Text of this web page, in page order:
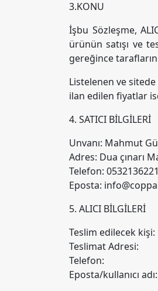
3.KONU
İşbu Sözleşme,
ürünün satışı ve
gereğince
Listelenen ve
ilan edilen fiyatlar
4. SATICI BİLGİLERİ
Unvanı: Mahmut
Adres: Dua çınarı
Telefon:
Eposta:
5. ALICI BİLGİLERİ
Teslim edilecek kişi:
Teslimat Adresi:
Telefon:
Eposta/kullanıcı adı: